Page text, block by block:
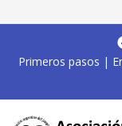
Primeros pasos |